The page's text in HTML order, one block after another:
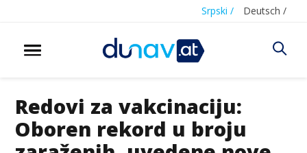
Srpski / Deutsch /
Redovi za vakcinaciju:
Oboren rekord u broju